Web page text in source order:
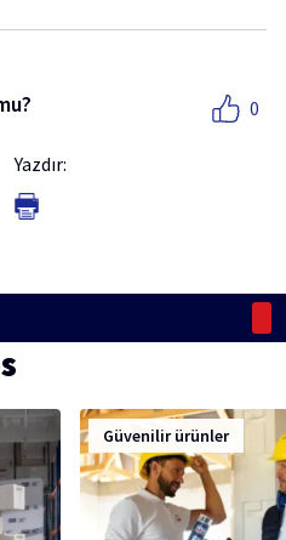
0
Yazdır:
Güvenilir ürünler